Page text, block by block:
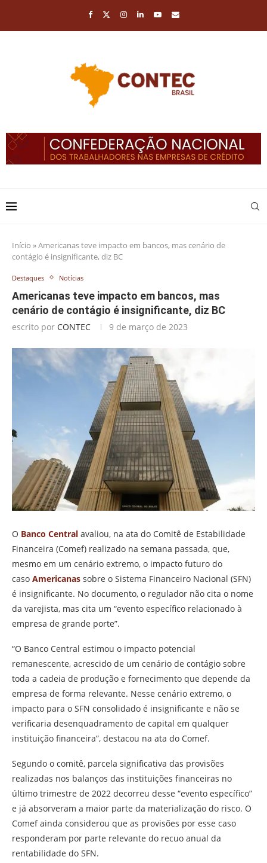
Início »Americanas teve impacto em bancos, mas cenário de
contágio é insignificante, diz BC
Destaques Notícias
Americanas teve impacto em bancos, mas
cenário de contágio é insignificante, diz BC
escrito por CONTEC 9 de março de 2023
O Banco Central avaliou, na ata do Comitê de Estabilidade
Financeira (Comef) realizado na semana passada, que,
mesmo em um cenário extremo, o impacto futuro do
caso Americanas sobre o Sistema Financeiro Nacional (SFN)
é insignificante. No documento, o regulador não cita o nome
da varejista, mas cita um “evento específico relacionado à
empresa de grande porte”.
“O Banco Central estimou o impacto potencial
remanescente, acrescido de um cenário de contágio sobre
toda a cadeia de produção e fornecimento que depende da
empresa de forma relevante. Nesse cenário extremo, o
impacto para o SFN consolidado é insignificante e não se
verificaria desenquadramento de capital em qualquer
instituição financeira”, destacou na ata do Comef.
Segundo o comitê, parcela significativa das provisões
realizadas nos balanços das instituições financeiras no
último trimestre de 2022 decorreu desse “evento específico”
e já absorveram a maior parte da materialização do risco. O
Comef ainda considerou que as provisões por esse caso
responderam por parte relevante do recuo anual da
rentabilidade do SFN.